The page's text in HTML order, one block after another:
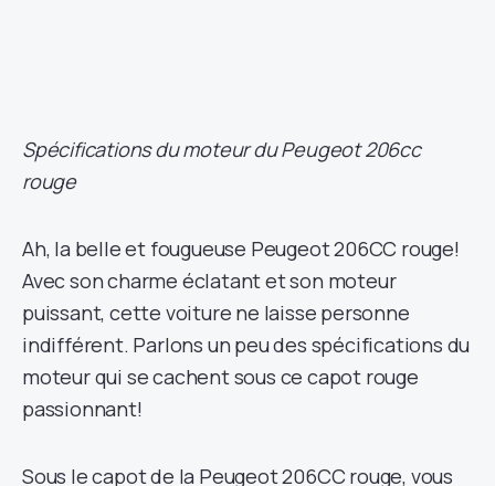
Spécifications du moteur du Peugeot 206cc
rouge
Ah, la belle et fougueuse Peugeot 206CC rouge!
Avec son charme éclatant et son moteur
puissant, cette voiture ne laisse personne
indifférent. Parlons un peu des spécifications du
moteur qui se cachent sous ce capot rouge
passionnant!
Sous le capot de la Peugeot 206CC rouge, vous